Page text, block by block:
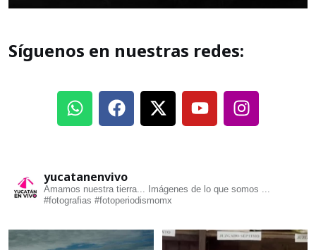
Síguenos en nuestras redes:
yucatanenvivo
Amamos nuestra tierra... Imágenes de lo que somos ...
#fotografias #fotoperiodismomx